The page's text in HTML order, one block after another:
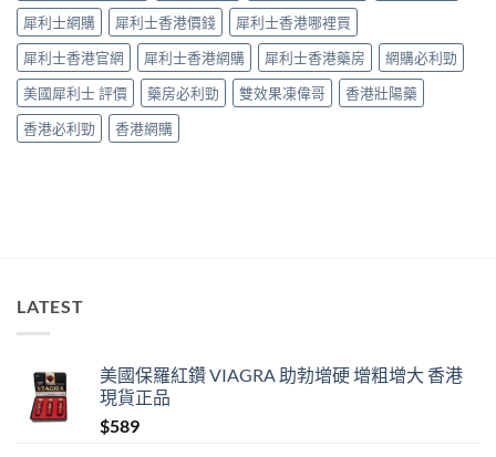
九
成
「冇
效」
投
訴，
其
實
掂〉
犀利士網購
犀利士香港價錢
犀利士香港哪裡買
犀利士香港官網
犀利士香港網購 犀利士香港藥房
網購必利勁
美國犀利士 評價
藥房必利勁 雙效果凍偉哥
香港壯陽藥
香港必利勁
香港網購
LATEST
美國保羅紅鑽 VIAGRA 助勃增硬 增粗增大 香港
現貨正品
$589